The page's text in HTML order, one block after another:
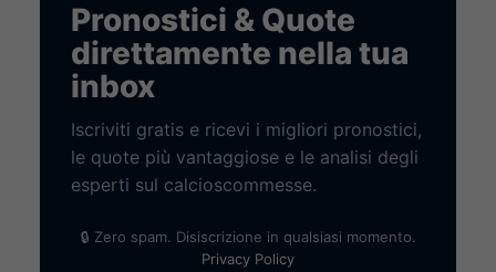
Pronostici & Quote
direttamente nella tua
inbox
Iscriviti gratis e ricevi i migliori pronostici,
le quote più vantaggiose e le analisi degli
esperti sul calcioscommesse.
🔒 Zero spam. Disiscrizione in qualsiasi momento.
Privacy Policy